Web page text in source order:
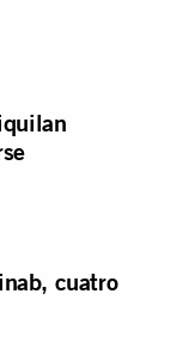
cuatro